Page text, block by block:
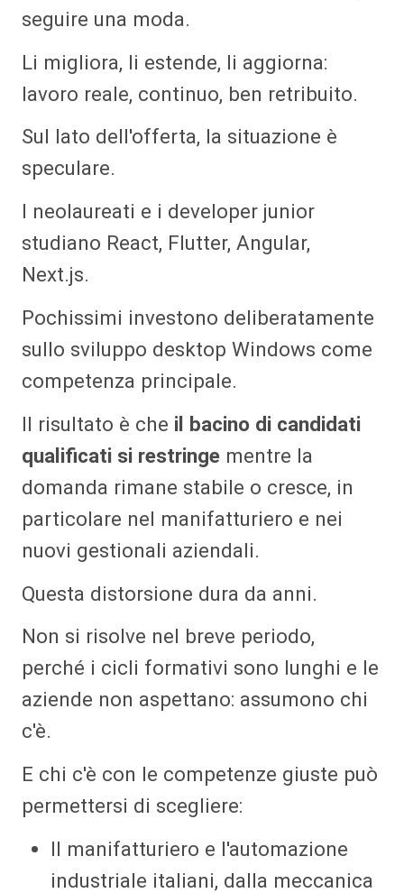
seguire una moda.
Li migliora, li estende, li aggiorna:
lavoro reale, continuo, ben retribuito.
Sul lato dell'offerta, la situazione è
speculare.
I neolaureati e i developer junior
studiano React, Flutter, Angular,
Next.js.
Pochissimi investono deliberatamente
sullo sviluppo desktop Windows come
competenza principale.
Il risultato è che il bacino di candidati
qualificati si restringe mentre la
domanda rimane stabile o cresce, in
particolare nel manifatturiero e nei
nuovi gestionali aziendali.
Questa distorsione dura da anni.
Non si risolve nel breve periodo,
perché i cicli formativi sono lunghi e le
aziende non aspettano: assumono chi
c'è.
E chi c'è con le competenze giuste può
permettersi di scegliere:
Il manifatturiero e l'automazione
industriale italiani, dalla meccanica